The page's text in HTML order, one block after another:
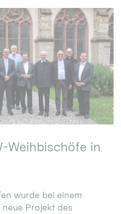
Weihbischöfe in
wurde bei einem
Projekt des